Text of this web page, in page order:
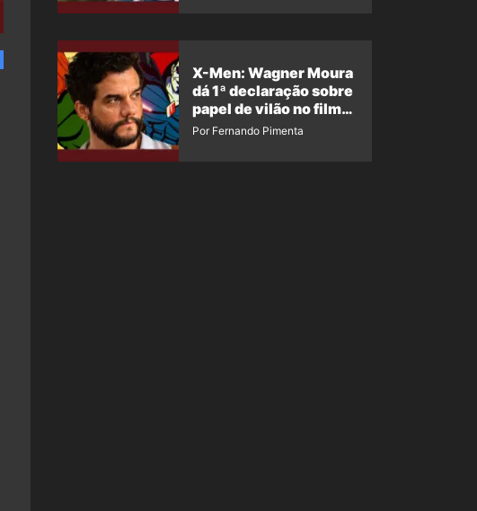
X-Men: Wagner Moura
dá 1ª declaração sobre
papel de vilão no filme
da Marvel
Por Fernando Pimenta